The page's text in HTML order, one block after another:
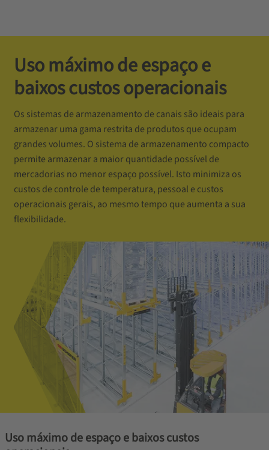
Uso máximo de espaço e
baixos custos operacionais
Os sistemas de armazenamento de canais são ideais para
armazenar uma gama restrita de produtos que ocupam
grandes volumes. O sistema de armazenamento compacto
permite armazenar a maior quantidade possível de
mercadorias no menor espaço possível. Isto minimiza os
custos de controle de temperatura, pessoal e custos
operacionais gerais, ao mesmo tempo que aumenta a sua
flexibilidade.
Uso máximo de espaço e baixos custos